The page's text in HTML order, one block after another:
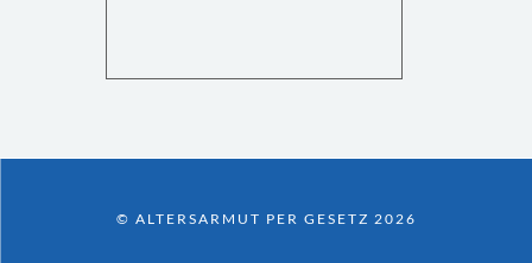
© ALTERSARMUT PER GESETZ 2026